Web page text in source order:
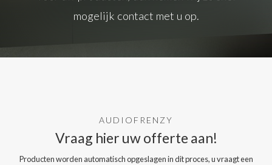
mogelijk contact met u op.
AUDIOFRENZY
Vraag hier uw offerte aan!
Producten worden automatisch opgeslagen in dit proces, u vraagt een